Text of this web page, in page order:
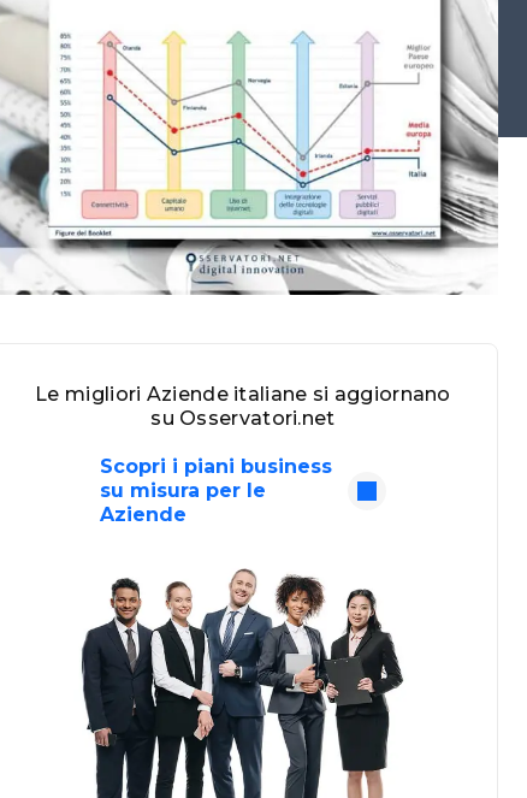
Le migliori Aziende italiane si aggiornano
su Osservatori.net
Scopri i piani business
su misura per le
Aziende